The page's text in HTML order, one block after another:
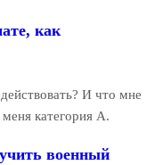
как
И что мне
категория А.
военный